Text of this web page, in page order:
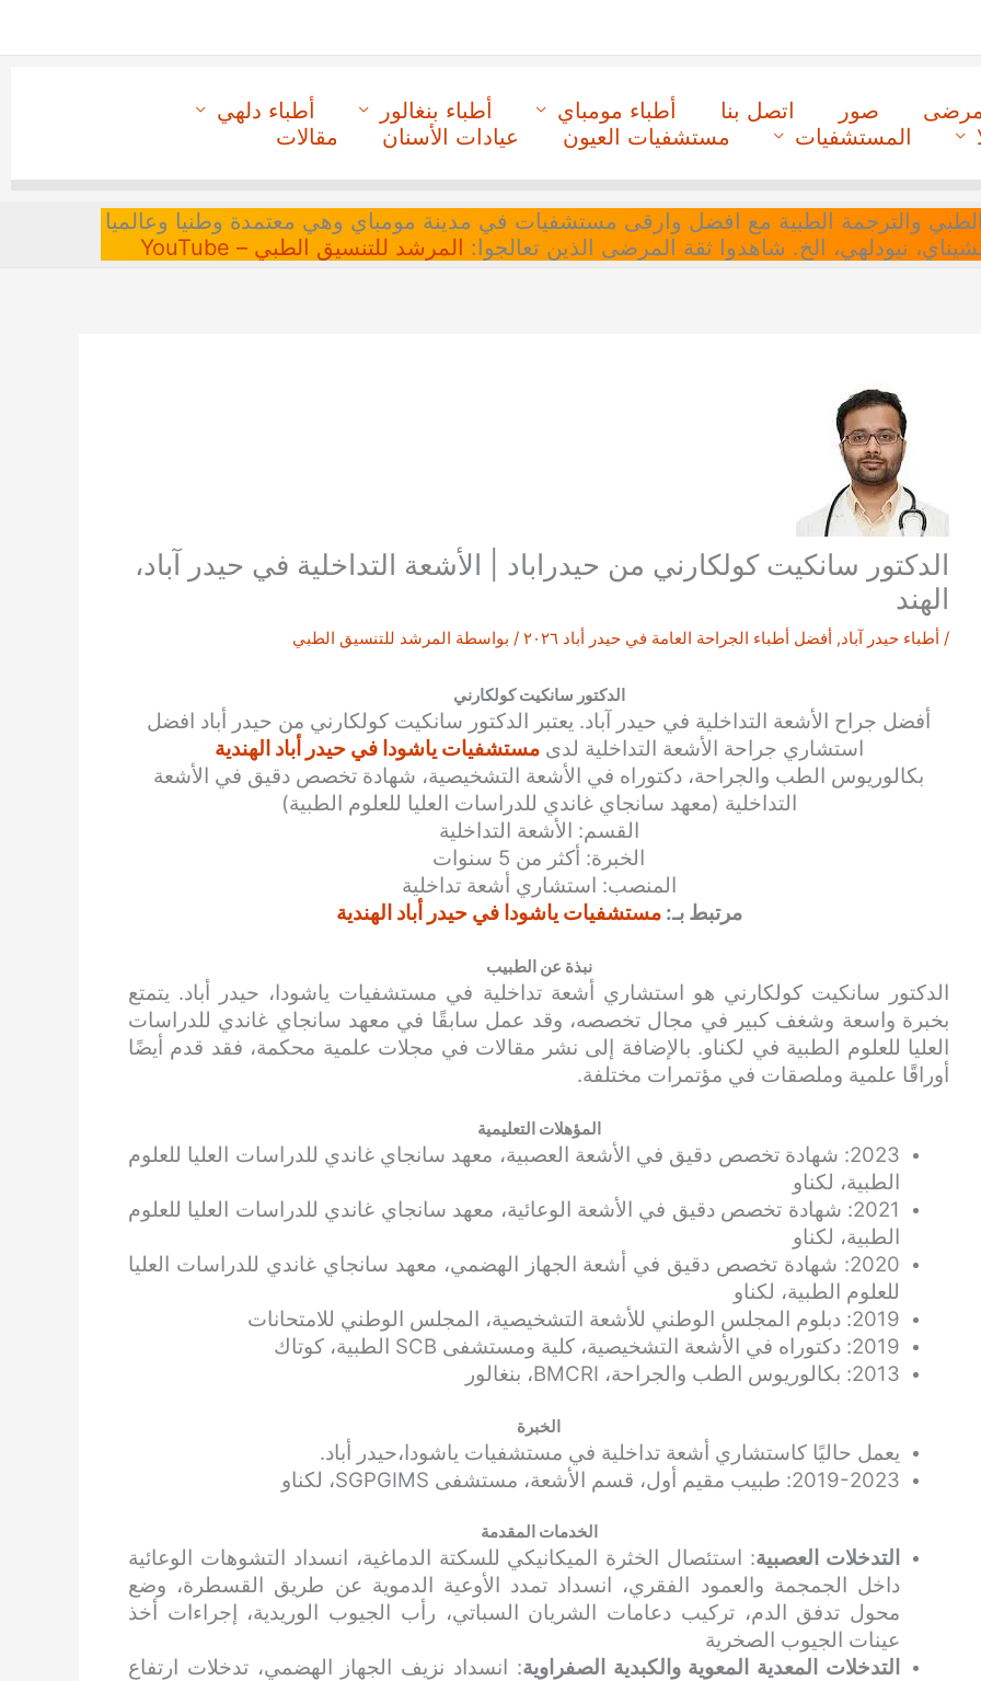
صور اتصل بنا أطباء مومباي أطباء بنغالور
أطباء دلهي
المستشفيات مستشفيات العيون عيادات الأسنان مقالات
الطبي والترجمة الطبية مع افضل وارقى مستشفيات في مدينة مومباي وهي معتمدة وطنيا وعالميا
تشيناي، نيودلهي، الخ. شاهدوا ثقة المرضى الذين تعالجوا: المرشد للتنسيق الطبي – YouTube
الدكتور سانكيت كولكارني من حيدراباد | الأشعة التداخلية في حيدر آباد،
الهند
/ أطباء حيدر آباد, أفضل أطباء الجراحة العامة في حيدر أباد ٢٠٢٦ / بواسطة المرشد للتنسيق الطبي
الدكتور سانكيت كولكارني
أفضل جراح الأشعة التداخلية في حيدر آباد. يعتبر الدكتور سانكيت كولكارني من حيدر أباد افضل
استشاري جراحة الأشعة التداخلية لدىمستشفيات ياشودا في حيدر أباد الهندية
بكالوريوس الطب والجراحة، دكتوراه في الأشعة التشخيصية، شهادة تخصص دقيق في الأشعة
التداخلية (معهد سانجاي غاندي للدراسات العليا للعلوم الطبية)
القسم: الأشعة التداخلية
الخبرة: أكثر من 5 سنوات
المنصب: استشاري أشعة تداخلية
مرتبط بـ:مستشفيات ياشودا في حيدر أباد الهندية
نبذة عن الطبيب
الدكتور سانكيت كولكارني هو استشاري أشعة تداخلية في مستشفيات ياشودا، حيدر أباد. يتمتع
بخبرة واسعة وشغف كبير في مجال تخصصه، وقد عمل سابقًا في معهد سانجاي غاندي للدراسات
العليا للعلوم الطبية في لكناو. بالإضافة إلى نشر مقالات في مجلات علمية محكمة، فقد قدم أيضًا
أوراقًا علمية وملصقات في مؤتمرات مختلفة.
المؤهلات التعليمية
2023: شهادة تخصص دقيق في الأشعة العصبية، معهد سانجاي غاندي للدراسات العليا للعلوم
الطبية، لكناو
2021: شهادة تخصص دقيق في الأشعة الوعائية، معهد سانجاي غاندي للدراسات العليا للعلوم
الطبية، لكناو
2020: شهادة تخصص دقيق في أشعة الجهاز الهضمي، معهد سانجاي غاندي للدراسات العليا
للعلوم الطبية، لكناو
2019: دبلوم المجلس الوطني للأشعة التشخيصية، المجلس الوطني للامتحانات
2019: دكتوراه في الأشعة التشخيصية، كلية ومستشفى SCB الطبية، كوتاك
2013: بكالوريوس الطب والجراحة، BMCRI، بنغالور
الخبرة
يعمل حاليًا كاستشاري أشعة تداخلية في مستشفيات ياشودا،حيدر أباد.
2019-2023: طبيب مقيم أول، قسم الأشعة، مستشفى SGPGIMS، لكناو
الخدمات المقدمة
التدخلات العصبية: استئصال الخثرة الميكانيكي للسكتة الدماغية، انسداد التشوهات الوعائية
داخل الجمجمة والعمود الفقري، انسداد تمدد الأوعية الدموية عن طريق القسطرة، وضع
محول تدفق الدم، تركيب دعامات الشريان السباتي، رأب الجيوب الوريدية، إجراءات أخذ
عينات الجيوب الصخرية
التدخلات المعدية المعوية والكبدية الصفراوية: انسداد نزيف الجهاز الهضمي، تدخلات ارتفاع